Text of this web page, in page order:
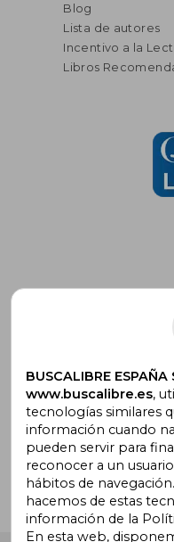
Blog
Lista de autores
Incentivo a la
Libros
Suscríbete
¿Necesitas ayuda?
BUSCALIBRE ESPAÑA
www.buscalibre.es,
tecnologías similares
información cuando
pueden servir para
reconocer a un
hábitos de
hacemos de estas
información de la
En esta web,